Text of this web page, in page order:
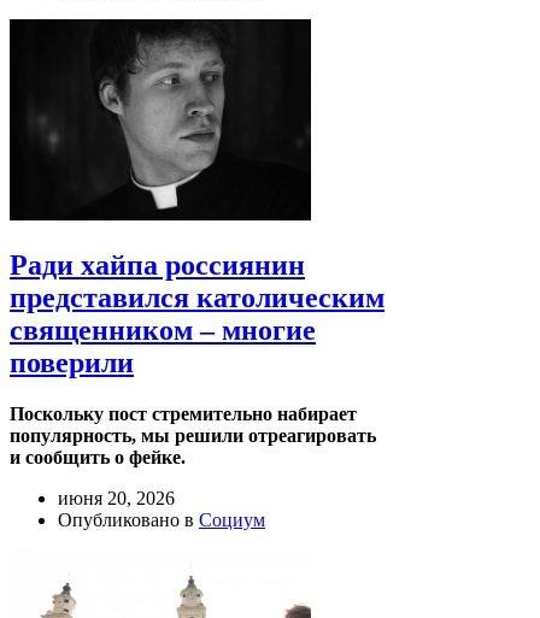
Ради хайпа россиянин
представился католическим
священником – многие
поверили
Поскольку пост стремительно набирает
популярность, мы решили отреагировать
и сообщить о фейке.
июня 20, 2026
Опубликовано в Социум